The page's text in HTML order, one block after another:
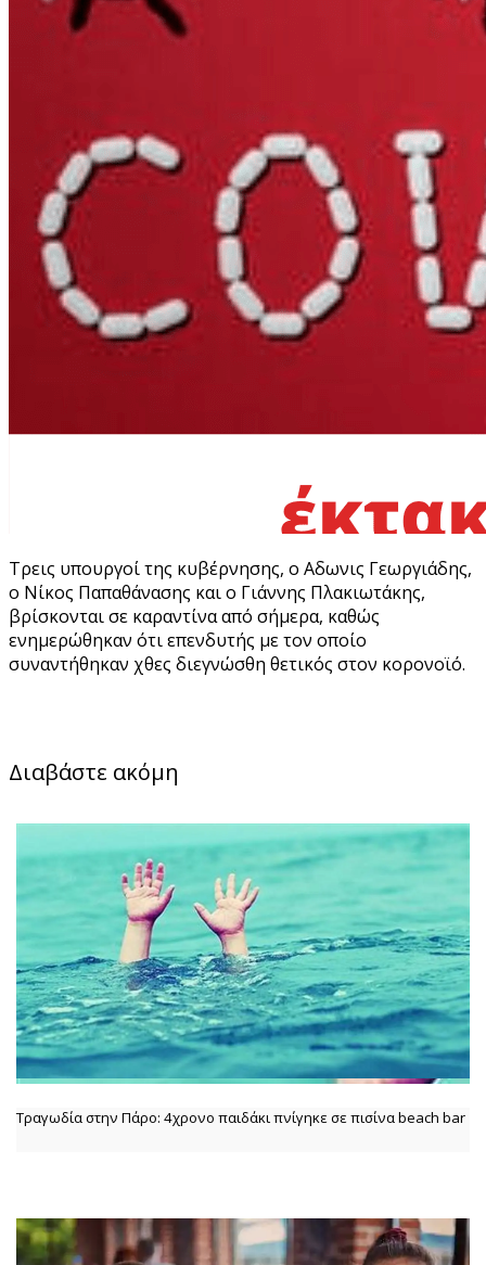
Τρεις υπουργοί της κυβέρνησης, ο Αδωνις Γεωργιάδης,
ο Νίκος Παπαθάνασης και ο Γιάννης Πλακιωτάκης,
βρίσκονται σε καραντίνα από σήμερα, καθώς
ενημερώθηκαν ότι επενδυτής με τον οποίο
συναντήθηκαν χθες διεγνώσθη θετικός στον κορονοϊό.
Διαβάστε ακόμη
Τραγωδία στην Πάρο: 4χρονο παιδάκι πνίγηκε σε πισίνα beach bar